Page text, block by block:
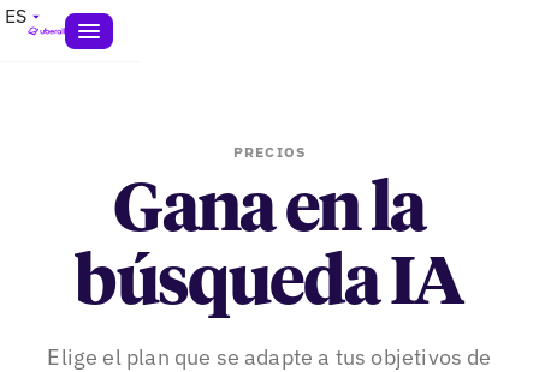
ES
PRECIOS
Gana en la
búsqueda IA
Elige el plan que se adapte a tus objetivos de